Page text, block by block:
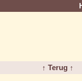
↑ Terug ↑